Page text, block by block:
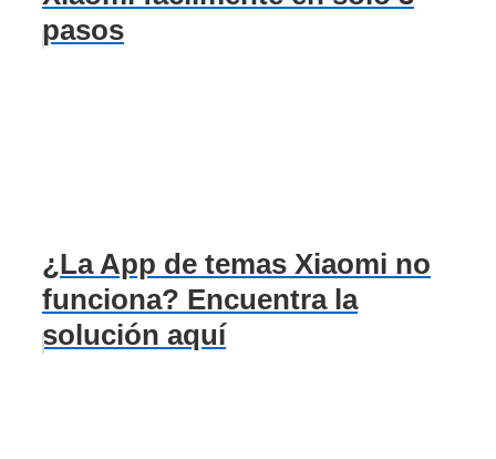
pasos
¿La App de temas Xiaomi no
funciona? Encuentra la
solución aquí